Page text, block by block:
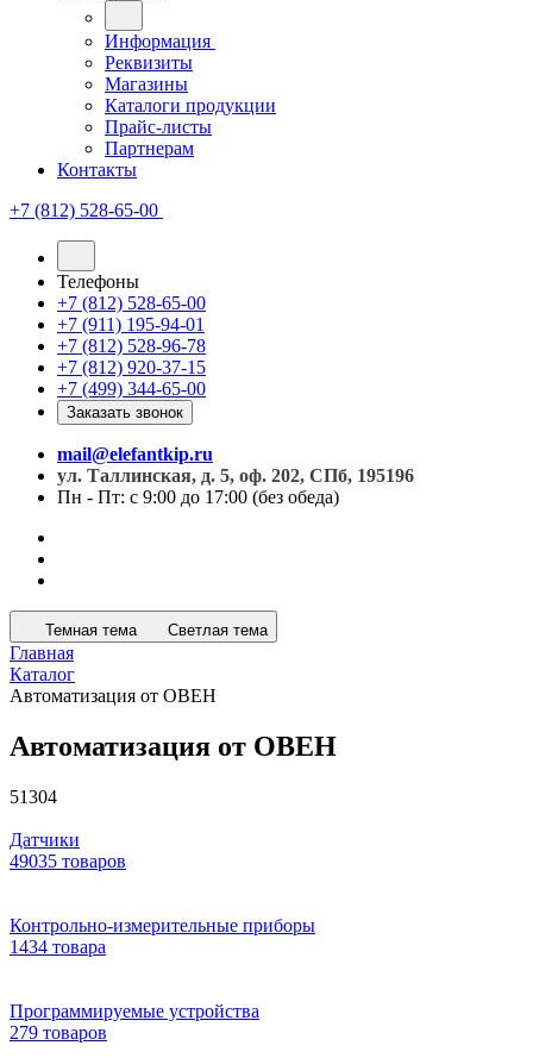
Информация
Реквизиты
Магазины
Каталоги продукции
Прайс-листы
Партнерам
Контакты
+7 (812) 528-65-00
Телефоны
+7 (812) 528-65-00
+7 (911) 195-94-01
+7 (812) 528-96-78
+7 (812) 920-37-15
+7 (499) 344-65-00
Заказать звонок
mail@elefantkip.ru
ул. Таллинская, д. 5, оф. 202, СПб, 195196
Пн - Пт: с 9:00 до 17:00 (без обеда)
Темная тема Светлая тема
Главная
Каталог
Автоматизация от ОВЕН
Автоматизация от ОВЕН
51304
Датчики
49035 товаров
Контрольно-измерительные приборы
1434 товара
Программируемые устройства
279 товаров